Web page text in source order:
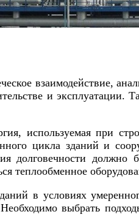
взаимодействие,
и эксплуатации.
используемая при
цикла зданий и
долговечности должно
теплообменное
в условиях
выбрать